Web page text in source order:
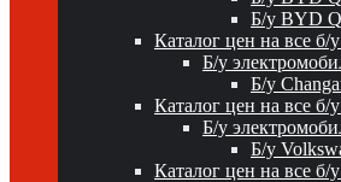
Б/у BYD
Каталог цен на все б/
Б/у
Б/у
Каталог цен на все б/
Б/у
Б/у
Каталог цен на все б/